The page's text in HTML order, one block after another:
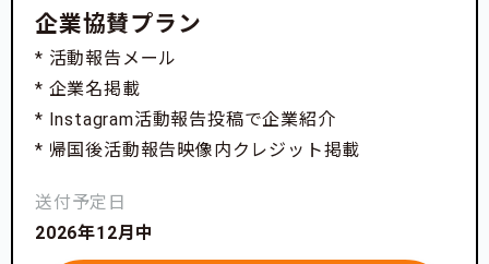
企業協賛プラン
* 活動報告メール
* 企業名掲載
* Instagram活動報告投稿で企業紹介
* 帰国後活動報告映像内クレジット掲載
送付予定日
2026年12月中